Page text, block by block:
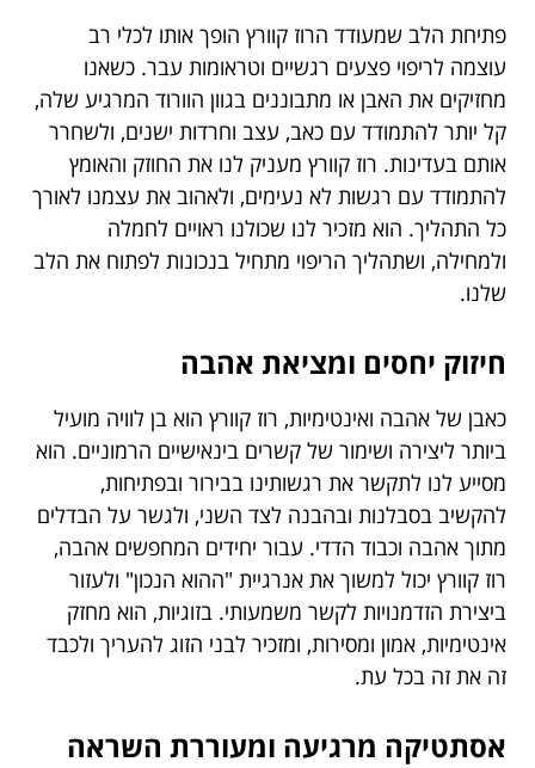
פתיחת הלב שמעודד הרוז קוורץ הופך אותו לכלי רב
עוצמה לריפוי פצעים רגשיים וטראומות עבר. כשאנו
מחזיקים את האבן או מתבוננים בגוון הוורוד המרגיע שלה,
קל יותר להתמודד עם כאב, עצב וחרדות ישנים, ולשחרר
אותם בעדינות. רוז קוורץ מעניק לנו את החוזק והאומץ
להתמודד עם רגשות לא נעימים, ולאהוב את עצמנו לאורך
כל התהליך. הוא מזכיר לנו שכולנו ראויים לחמלה
ולמחילה, ושתהליך הריפוי מתחיל בנכונות לפתוח את הלב
שלנו.
חיזוק יחסים ומציאת אהבה
כאבן של אהבה ואינטימיות, רוז קוורץ הוא בן לוויה מועיל
ביותר ליצירה ושימור של קשרים בינאישיים הרמוניים. הוא
מסייע לנו לתקשר את רגשותינו בבירור ובפתיחות,
להקשיב בסבלנות ובהבנה לצד השני, ולגשר על הבדלים
מתוך אהבה וכבוד הדדי. עבור יחידים המחפשים אהבה,
רוז קוורץ יכול למשוך את אנרגיית "ההוא הנכון" ולעזור
ביצירת הזדמנויות לקשר משמעותי. בזוגיות, הוא מחזק
אינטימיות, אמון ומסירות, ומזכיר לבני הזוג להעריך ולכבד
זה את זה בכל עת.
אסתטיקה מרגיעה ומעוררת השראה